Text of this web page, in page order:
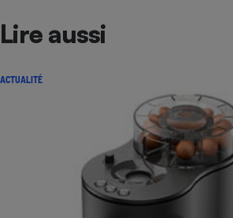
Lire aussi
ACTUALITÉ